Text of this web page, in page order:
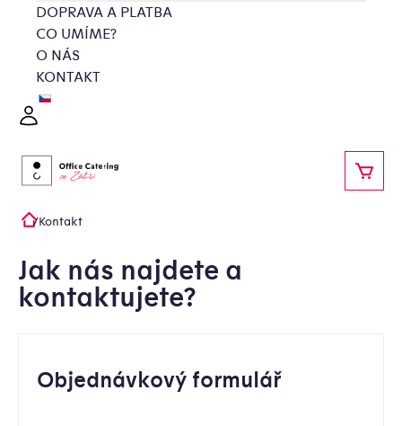
obsah
DOPRAVA A PLATBA
CO UMÍME?
O NÁS
KONTAKT
Domů
/Kontakt
Jak nás najdete a
kontaktujete?
Objednávkový formulář